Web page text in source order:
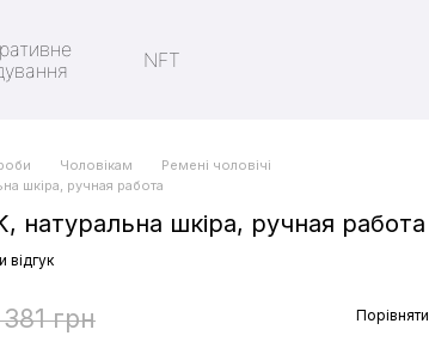
NFT
Чоловікам
Ремені чоловічі
шкіра, ручная работа
натуральна шкіра, ручная работа
відгук
381 грн Порівняти